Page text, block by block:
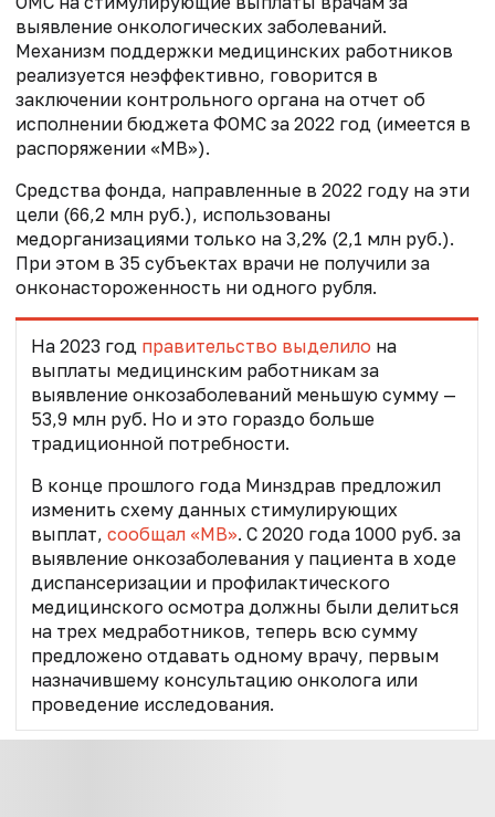
выявление онкологических заболеваний.
Механизм поддержки медицинских работников
реализуется неэффективно, говорится в
заключении контрольного органа на отчет об
исполнении бюджета ФОМС за 2022 год (имеется в
распоряжении «МВ»).
Средства фонда, направленные в 2022 году на эти
цели (66,2 млн руб.), использованы
медорганизациями только на 3,2% (2,1 млн руб.).
При этом в 35 субъектах врачи не получили за
онконастороженность ни одного рубля.
На 2023 год правительство выделило на
выплаты медицинским работникам за
выявление онкозаболеваний меньшую сумму —
53,9 млн руб. Но и это гораздо больше
традиционной потребности.
В конце прошлого года Минздрав предложил
изменить схему данных стимулирующих
выплат, сообщал «МВ». С 2020 года 1000 руб. за
выявление онкозаболевания у пациента в ходе
диспансеризации и профилактического
медицинского осмотра должны были делиться
на трех медработников, теперь всю сумму
предложено отдавать одному врачу, первым
назначившему консультацию онколога или
проведение исследования.